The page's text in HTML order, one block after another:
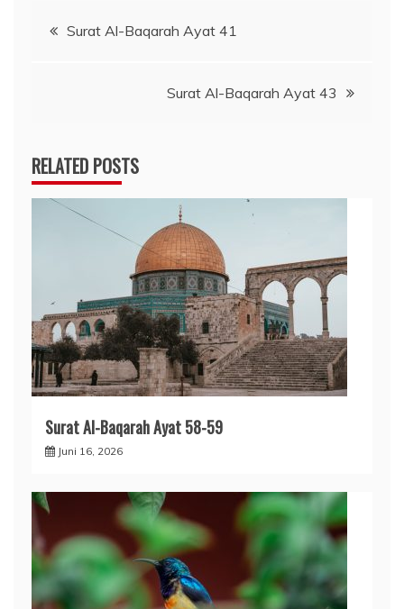
Navigasi
Surat Al-Baqarah Ayat 41
Surat Al-Baqarah Ayat 43
RELATED POSTS
Surat Al-Baqarah Ayat 58-59
Juni 16, 2026